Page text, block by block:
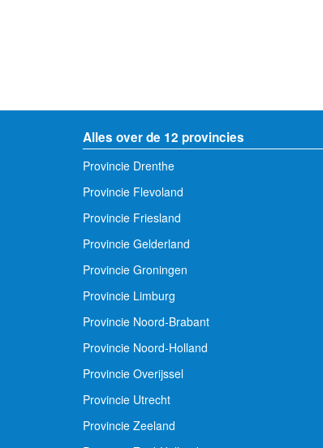
Alles over de 12 provincies
Provincie Drenthe
Provincie Flevoland
Provincie Friesland
Provincie Gelderland
Provincie Groningen
Provincie Limburg
Provincie Noord-Brabant
Provincie Noord-Holland
Provincie Overijssel
Provincie Utrecht
Provincie Zeeland